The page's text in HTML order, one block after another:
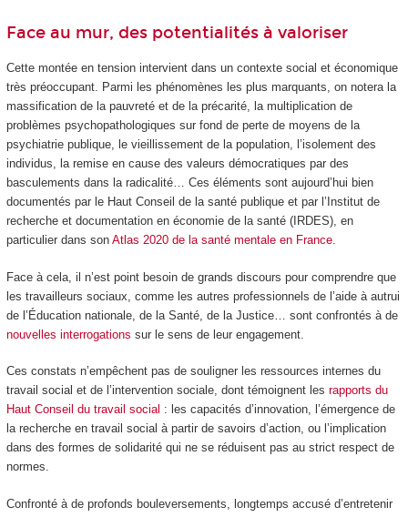
Face au mur, des potentialités à valoriser
Cette montée en tension intervient dans un contexte social et économique
très préoccupant. Parmi les phénomènes les plus marquants, on notera la
massification de la pauvreté et de la précarité, la multiplication de
problèmes psychopathologiques sur fond de perte de moyens de la
psychiatrie publique, le vieillissement de la population, l’isolement des
individus, la remise en cause des valeurs démocratiques par des
basculements dans la radicalité… Ces éléments sont aujourd’hui bien
documentés par le Haut Conseil de la santé publique et par l’Institut de
recherche et documentation en économie de la santé (IRDES), en
particulier dans son Atlas 2020 de la santé mentale en France.
Face à cela, il n’est point besoin de grands discours pour comprendre que
les travailleurs sociaux, comme les autres professionnels de l’aide à autrui
de l’Éducation nationale, de la Santé, de la Justice… sont confrontés à de
nouvelles interrogations sur le sens de leur engagement.
Ces constats n’empêchent pas de souligner les ressources internes du
travail social et de l’intervention sociale, dont témoignent les rapports du
Haut Conseil du travail social : les capacités d’innovation, l’émergence de
la recherche en travail social à partir de savoirs d’action, ou l’implication
dans des formes de solidarité qui ne se réduisent pas au strict respect de
normes.
Confronté à de profonds bouleversements, longtemps accusé d’entretenir